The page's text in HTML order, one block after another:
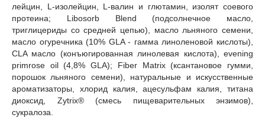
лейцин, L-изолейцин, L-валин и глютамин, изолят соевого
протеина; Libosorb Blend (подсолнечное масло,
триглицериды со средней цепью), масло льняного семени,
масло огуречника (10% GLA - гамма линоленовой кислоты),
CLA масло (конъюгированная линолевая кислота), evening
primrose oil (4,8% GLA); Fiber Matrix (ксантановое гумми,
порошок льняного семени), натуральные и искусственные
ароматизаторы, хлорид калия, ацесульфам калия, титана
диоксид, Zytrix® (смесь пищеварительных энзимов),
сукралоза.